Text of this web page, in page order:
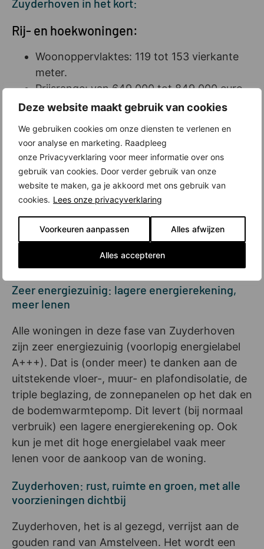
Deze website maakt gebruik van cookies
We gebruiken cookies om onze diensten te verlenen en
voor analyse en marketing. Raadpleeg
onze Privacyverklaring voor meer informatie over ons
gebruik van cookies. Door verder gebruik van onze
website te maken, ga je akkoord met ons gebruik van
cookies. Lees onze privacyverklaring
Voorkeuren aanpassen Alles afwijzen
Alles accepteren
Rij- en hoekwoningen:
Woonoppervlaktes: 119 tot 153 vierkante
meter.
Prijsrange: van 649.000 tot 849.000 euro
(v.o.n.).
Twee-onder-één-kapwoningen:
Woonoppervlaktes: van 156 tot 165
vierkante meter.
Prijsrange: van 995.000 tot 1.090.000 euro
(v.o.n.).
Vrijstaande woningen:
Woonoppervlak: 189 vierkante meter.
Prijs: 1.350.000 euro (v.o.n.).
Zeer energiezuinig: lagere energierekening,
meer lenen
Alle woningen in deze fase van Zuyderhoven
zijn zeer energiezuinig (voorlopig energielabel
A+++). Dat is (onder meer) te danken aan de
uitstekende vloer-, muur- en plafondisolatie, de
triple beglazing, de zonnepanelen op het dak en
de bodemwarmtepomp. Dit levert (bij normaal
verbruik) een lagere energierekening op. Ook
kun je met dit hoge energielabel vaak meer
lenen voor de aankoop van de woning.
Zuyderhoven: rust, ruimte en groen, met alle
voorzieningen dichtbij
Zuyderhoven, het is al gezegd, verrijst aan de
gouden rand van Amstelveen. Het wordt een